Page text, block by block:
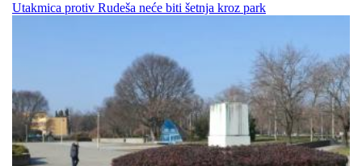
Utakmica protiv Rudeša neće biti šetnja kroz park